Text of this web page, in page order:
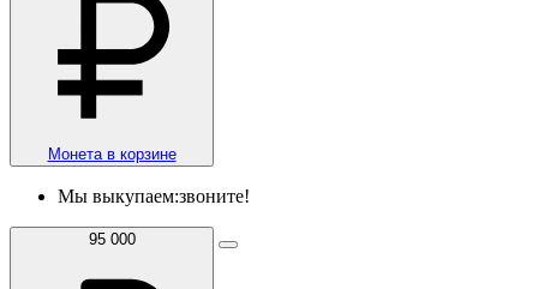
Монета в корзине
Мы выкупаем:звоните!
95 000